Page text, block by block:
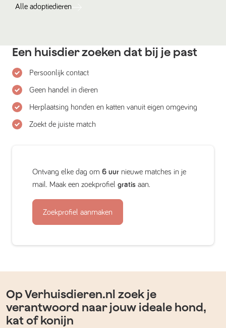
Alle adoptiedieren
Een huisdier zoeken dat bij je past
Persoonlijk contact
Geen handel in dieren
Herplaatsing honden en katten vanuit eigen omgeving
Zoekt de juiste match
Ontvang elke dag om 6 uur nieuwe matches in je
mail. Maak een zoekprofiel gratis aan.
Zoekprofiel aanmaken
Op Verhuisdieren.nl zoek je
verantwoord naar jouw ideale hond,
kat of konijn